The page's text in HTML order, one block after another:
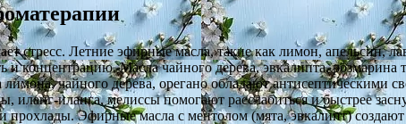
стресс. Летние эфирные масла, такие как лимон, апельсин,
и концентрацию. Масла чайного дерева, эвкалипта,
чайного дерева, орегано обладают антисептическими
иланг-иланга, мелиссы помогают расслабиться и быстрее
прохлады. Эфирные масла с ментолом (мята, эвкалипт)